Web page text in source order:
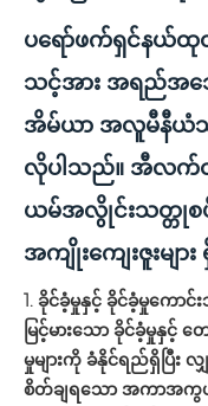
ပရော်ဖက်ရှင်နယ်
သင့်အား အရည်အသွေ
အိမ်ယာ အလူမီနီယံသ
လိုပါသည်။ အီလက်
ယမ်အလွိုင်းသတ္တုစပ်
အကျိုးကျေးဇူးမျာ
1. ခိုင်ခံ့မှုနှင့် ခိုင်ခံ့မှုက
မြင့်မားသော ခိုင်ခံ့မှုနှင့်
မှုများကို ခံနိုင်ရည်ရှိပြီ
စိတ်ချရသော အကာအကွ